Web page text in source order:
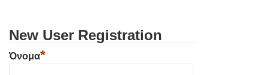
New User Registration
Όνομα*